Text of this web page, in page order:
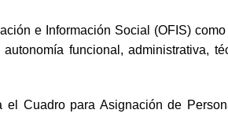
e Información Social (OFIS)
funcional, administrativa,
Cuadro para Asignación de